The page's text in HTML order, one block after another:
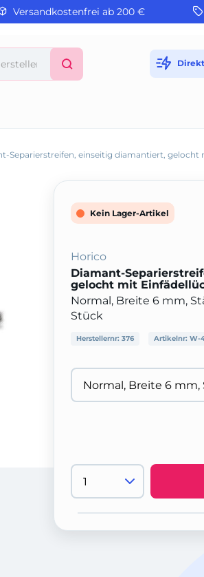
Versandkostenfrei ab 200 €
Separierstreifen, einseitig diamantiert, gelocht
Kein Lager-Artikel
Horico
Diamant-
gelocht mit
Normal, Breite 6 mm,
Stück
Herstellernr: 376 Artikelnr: W-